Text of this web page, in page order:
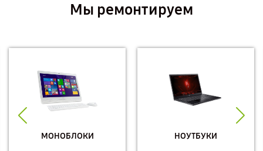
Мы ремонтируем
МОНОБЛОКИ НОУТБУКИ